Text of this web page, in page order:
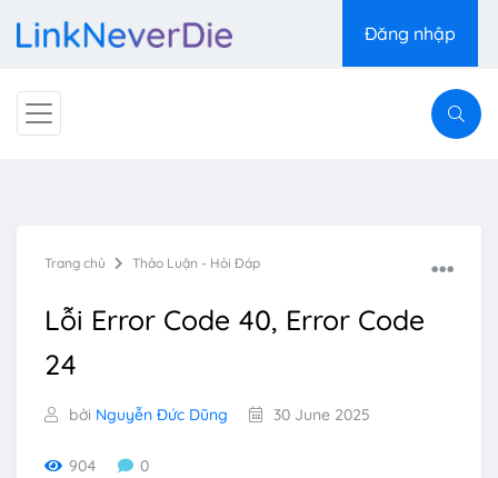
Đăng nhập
Trang chủ Thảo Luận - Hỏi Đáp
Lỗi Error Code 40, Error Code
24
bởi Nguyễn Đức Dũng 30 June 2025
904 0